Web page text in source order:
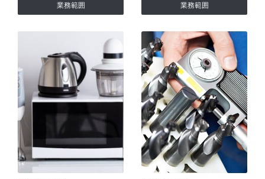
業務範囲 業務範囲